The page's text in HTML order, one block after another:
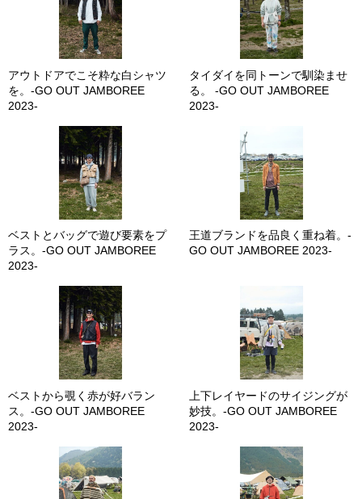
アウトドアでこそ粋な白シャツ
を。-GO OUT JAMBOREE
2023-
タイダイを同トーンで馴染ませ
る。 -GO OUT JAMBOREE
2023-
ベストとバッグで遊び要素をプ
ラス。-GO OUT JAMBOREE
2023-
王道ブランドを品良く重ね着。-
GO OUT JAMBOREE 2023-
ベストから覗く赤が好バラン
ス。-GO OUT JAMBOREE
2023-
上下レイヤードのサイジングが
妙技。-GO OUT JAMBOREE
2023-